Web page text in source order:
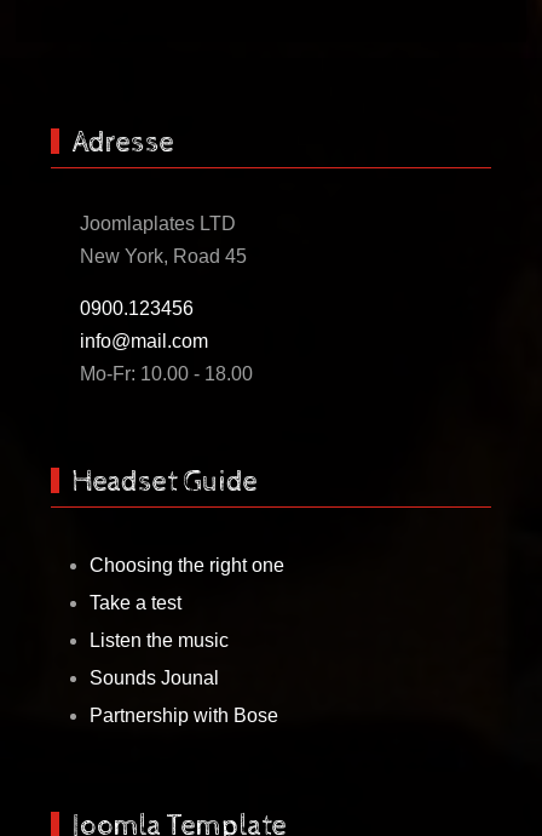
Adresse
Joomlaplates LTD
New York, Road 45
0900.123456
info@mail.com
Mo-Fr: 10.00 - 18.00
Headset Guide
Choosing the right one
Take a test
Listen the music
Sounds Jounal
Partnership with Bose
Joomla Template